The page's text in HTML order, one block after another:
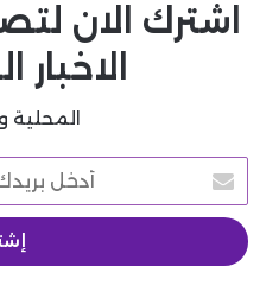
اشترك الان
الاخبار
المحلية
أدخل
بريدك
الإلكتروني